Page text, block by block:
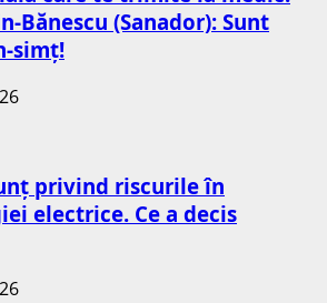
Bănescu (Sanador): Sunt
simț!
privind riscurile în
electrice. Ce a decis